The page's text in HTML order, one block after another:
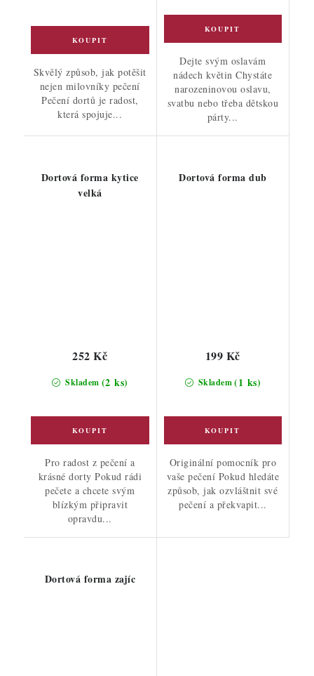
Skvělý způsob, jak potěšit
nejen milovníky pečení
Pečení dortů je radost,
která spojuje...
Dejte svým oslavám
nádech květin Chystáte
narozeninovou oslavu,
svatbu nebo třeba dětskou
párty...
Dortová forma kytice
velká
Skladem (2 ks)
252 Kč
Pro radost z pečení a
krásné dorty Pokud rádi
pečete a chcete svým
blízkým připravit
opravdu...
Dortová forma dub
Skladem(1 ks)
199 Kč
Originální pomocník pro
vaše pečení Pokud hledáte
způsob, jak ozvláštnit své
pečení a překvapit...
Dortová forma zajíc